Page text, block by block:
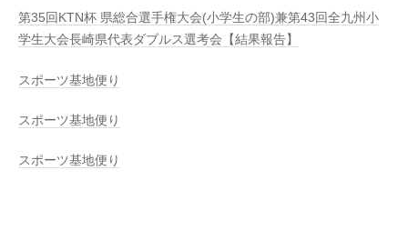
第35回KTN杯 県総合選手権大会(小学生の部)兼第43回全九州小
学生大会長崎県代表ダブルス選考会【結果報告】
スポーツ基地便り
スポーツ基地便り
スポーツ基地便り